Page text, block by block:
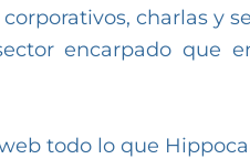
charlas y
encarpado que
todo lo que